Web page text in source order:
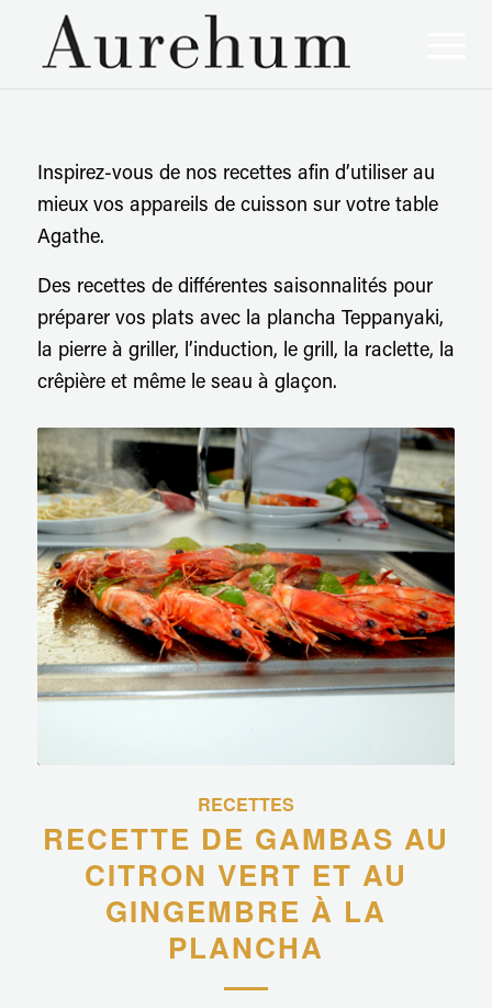
Inspirez-vous de nos recettes afin d’utiliser au
mieux vos appareils de cuisson sur votre table
Agathe.
Des recettes de différentes saisonnalités pour
préparer vos plats avec la plancha Teppanyaki,
la pierre à griller, l’induction, le grill, la raclette, la
crêpière et même le seau à glaçon.
RECETTES
RECETTE DE GAMBAS AU
CITRON VERT ET AU
GINGEMBRE À LA
PLANCHA